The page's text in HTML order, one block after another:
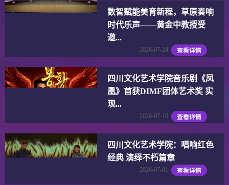
数智赋能美育新程，草原奏响
时代乐声——黄金中教授受
邀...
2026-07-24
四川文化艺术学院音乐剧《凤
凰》首获DIMF团体艺术奖 实
现...
2026-07-10
四川文化艺术学院：唱响红色
经典 演绎不朽篇章
2026-07-01